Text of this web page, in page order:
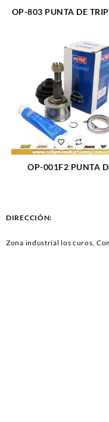
OP-803 PUNTA DE
OP-001F2 PUNTA
DIRECCIÓN:
Zona industrial los curos,